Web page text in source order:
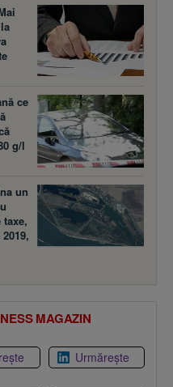
ce
g/l
un
MAGAZIN
Urmărește